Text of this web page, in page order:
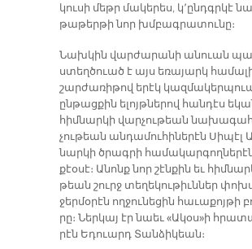
կու­սի մեթր մա­կե­րես, կ՚ընդգր­կէ
թա­թեր­թի նոր խմբագ­րա­տու­նը։
Նախ­կին վար­ժա­րա­նի ա­նուան
ստեղծուած է այս ե­ռա­յարկ
շար­ժա­ռի­թով ե­րէկ
ըն­թաց­քին ե­լոյթ­նե­րով հան­դէս
հիմ­նար­կի վար­չու­թեան
չու­թեան ան­դա­մու­հի­նե­րէն Սի­պէլ
նար­կի ծրագ­րի
քէօ­սէ։ Ա­նոնք նոր շէն­քին եւ
թեան շուրջ տե­ղե­կու­թիւն­ներ
ջեր­մօ­րէն ող­ջու­նե­ցին հա­ւա­քոյ­թի
րը։ Ներ­կայ էր նաեւ «Ա­կօս»ի
րէն Ե­դուարդ Տան­ձի­կեան։